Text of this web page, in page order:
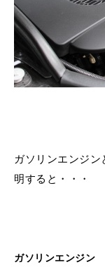
ガソリンエンジ
明すると・・・
ガソリンエンジン